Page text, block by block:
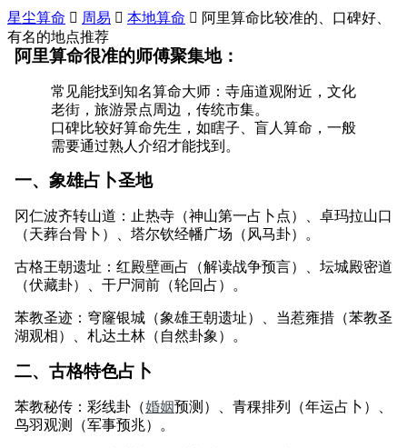
星尘算命  周易  本地算命  阿里算命比较准的、口碑好、
有名的地点推荐
阿里算命很准的师傅聚集地：
常见能找到知名算命大师：寺庙道观附近，文化
老街，旅游景点周边，传统市集。
口碑比较好算命先生，如瞎子、盲人算命，一般
需要通过熟人介绍才能找到。
一、象雄占卜圣地
冈仁波齐转山道：止热寺（神山第一占卜点）、卓玛拉山口
（天葬台骨卜）、塔尔钦经幡广场（风马卦）。
古格王朝遗址：红殿壁画占（解读战争预言）、坛城殿密道
（伏藏卦）、干尸洞前（轮回占）。
苯教圣迹：穹窿银城（象雄王朝遗址）、当惹雍措（苯教圣
湖观相）、札达土林（自然卦象）。
二、古格特色占卜
苯教秘传：彩线卦（婚姻预测）、青稞排列（年运占卜）、
鸟羽观测（军事预兆）。